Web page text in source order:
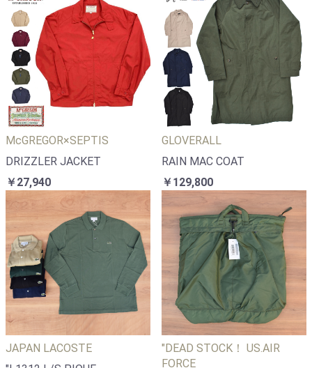
McGREGOR×SEPTIS
DRIZZLER JACKET
￥27,940
GLOVERALL
RAIN MAC COAT
￥129,800
JAPAN LACOSTE
"DEAD STOCK！ US.AIR
FORCE